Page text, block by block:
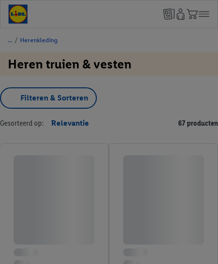
/ Herenkleding
Heren truien & vesten
Filteren & Sorteren
Gesorteerd op: Relevantie 67 producten